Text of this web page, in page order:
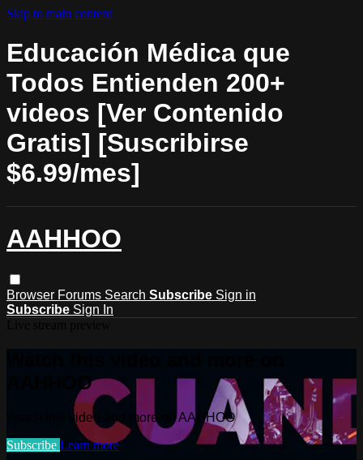
Skip to main content
Educación Médica que
Todos Entienden 200+
videos [Ver Contenido
Gratis] [Suscribirse
$6.99/mes]
AAHHOO
Browser Forums Search Subscribe Sign in
Subscribe Sign In
AAHHOO
Watch this video and more on AAHHOO
Subscribe Learn more